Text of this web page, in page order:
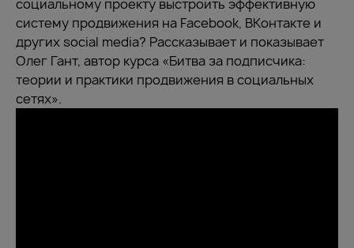
социальному проекту выстроить эффективную
систему продвижения на Facebook, ВКонтакте и
других social media? Рассказывает и показывает
Олег Гант, автор курса «Битва за подписчика:
теории и практики продвижения в социальных
сетях».